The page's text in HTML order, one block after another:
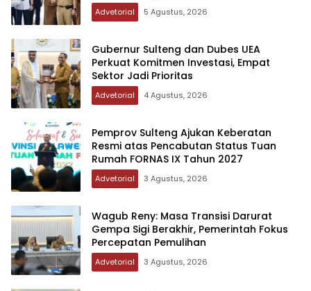
Advetorial 5 Agustus, 2026
Gubernur Sulteng dan Dubes UEA
Perkuat Komitmen Investasi, Empat
Sektor Jadi Prioritas
Advetorial 4 Agustus, 2026
Pemprov Sulteng Ajukan Keberatan
Resmi atas Pencabutan Status Tuan
Rumah FORNAS IX Tahun 2027
Advetorial 3 Agustus, 2026
Wagub Reny: Masa Transisi Darurat
Gempa Sigi Berakhir, Pemerintah Fokus
Percepatan Pemulihan
Advetorial 3 Agustus, 2026